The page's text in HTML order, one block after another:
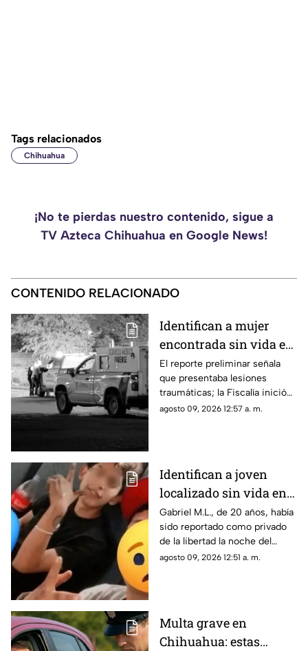
Tags relacionados
Chihuahua
¡No te pierdas nuestro contenido, sigue a
TV Azteca Chihuahua en Google News!
CONTENIDO RELACIONADO
Identifican a mujer
encontrada sin vida en
la colonia Valles de
Chihuahua
El reporte preliminar señala
que presentaba lesiones
traumáticas; la Fiscalía inició
las investigaciones para
agosto 09, 2026 12:57 a. m.
Identifican a joven
localizado sin vida en
Ciudad Juárez; había
sido "levantado"
Gabriel M.L., de 20 años, había
sido reportado como privado
de la libertad la noche del
jueves.
agosto 09, 2026 12:51 a. m.
Multa grave en
Chihuahua: estas